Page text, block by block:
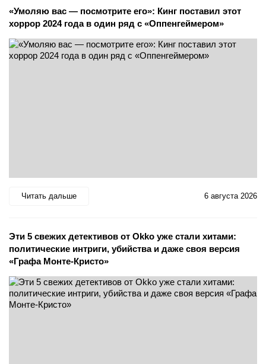
«Умоляю вас — посмотрите его»: Кинг поставил этот
хоррор 2024 года в один ряд с «Оппенгеймером»
Читать дальше 6 августа 2026
Эти 5 свежих детективов от Okko уже стали хитами:
политические интриги, убийства и даже своя версия
«Графа Монте-Кристо»